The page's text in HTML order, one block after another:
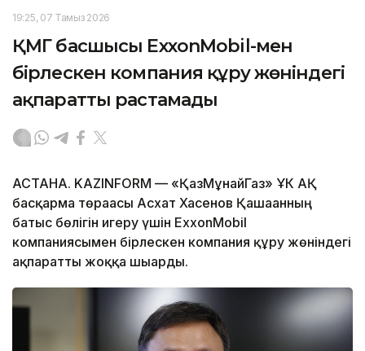
19:25, 07 Тамыз 2026
ҚМГ басшысы ExxonMobil-мен
бірлескен компания құру жөніндегі
ақпаратты растамады
АСТАНА. KAZINFORM — «ҚазМұнайГаз» ҰК АҚ
басқарма төрағасы Асхат Хасенов Қашағанның
батыс бөлігін игеру үшін ExxonMobil
компаниясымен бірлескен компания құру жөніндегі
ақпаратты жоққа шығарды.